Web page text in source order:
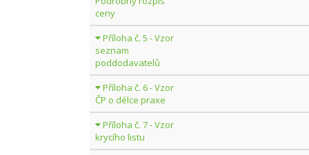
ceny
Příloha č. 5 - Vzor
seznam
poddodavatelů
Příloha č. 6 - Vzor
ČP o délce praxe
Příloha č. 7 - Vzor
krycího listu